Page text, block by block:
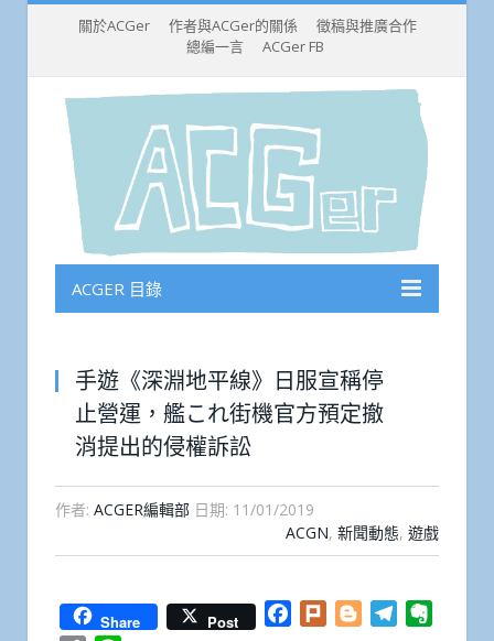
關於ACGer 作者與ACGer的關係
徵稿與推廣合作
總編一言
ACGer FB
ACGER 目錄
手遊《深淵地平線》日服宣稱停
止營運，艦これ街機官方預定撤
消提出的侵權訴訟
作者: ACGER編輯部 日期: 11/01/2019
ACGN, 新聞動態, 遊戲
Share Post Facebook
Plurk BloggerTelegram